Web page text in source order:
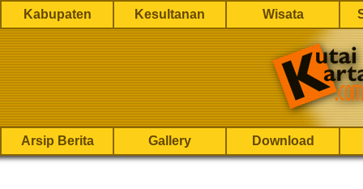
Kabupaten Kesultanan Wisata
Arsip Berita Gallery Download